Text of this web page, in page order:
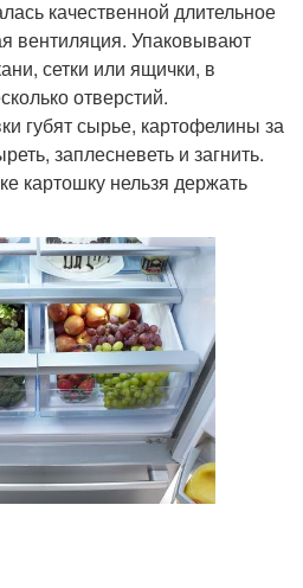
качественной длительное
вентиляция. Упаковывают
сетки или ящички, в
отверстий.
губят сырье, картофелины за
заплесневеть и загнить.
картошку нельзя держать